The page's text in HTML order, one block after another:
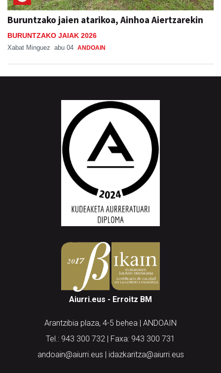
Buruntzako jaien atarikoa, Ainhoa Aiertzarekin
BURUNTZAKO JAIAK 2026
Xabat Minguez abu 04 ANDOAIN
Aiurri.eus - Erroitz BM
Arantzibia plaza, 4-5 behea | ANDOAIN
Tel.: 943 300 732 | Faxa: 943 300 731
andoain@aiurri.eus | idazkaritza@aiurri.eus